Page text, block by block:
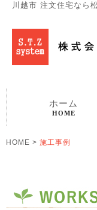
川越市 注文住宅なら
ホーム
HOME
HOME > 施工事例